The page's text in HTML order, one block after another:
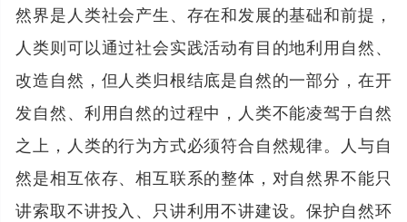
然界是人类社会产生、存在和发展的基础和前提，
人类则可以通过社会实践活动有目的地利用自然、
改造自然，但人类归根结底是自然的一部分，在开
发自然、利用自然的过程中，人类不能凌驾于自然
之上，人类的行为方式必须符合自然规律。人与自
然是相互依存、相互联系的整体，对自然界不能只
讲索取不讲投入、只讲利用不讲建设。保护自然环